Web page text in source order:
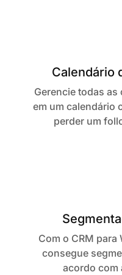
Calendário
Gerencie todas
em um calendário
perder um
Com o CRM
consegue
acordo com